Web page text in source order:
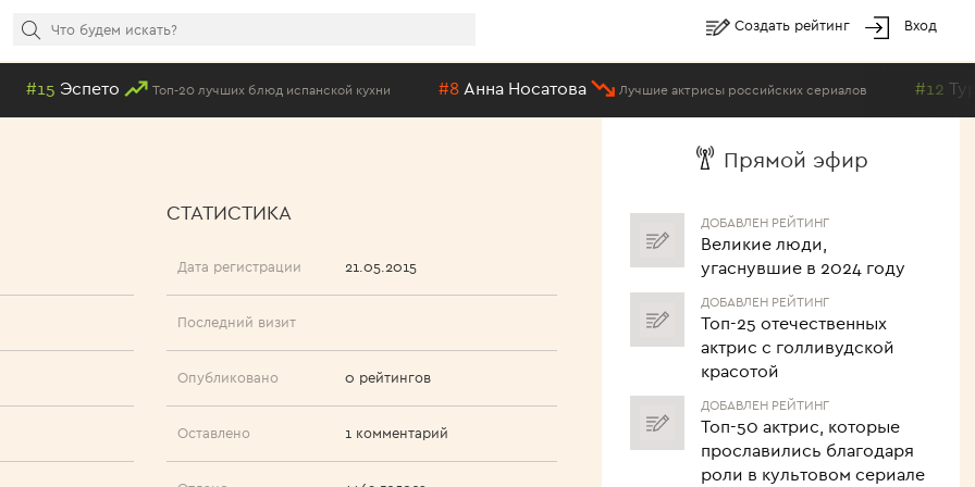
Создать рейтинг Вход
Эспето Топ-20 лучших блюд испанской кухни Анна Носатова Лучшие актрисы российских сериалов Туррон
СТАТИСТИКА
Дата регистрации 21.05.2015
Последний визит
Опубликовано 0 рейтингов
Оставлено 1 комментарий
Прямой эфир
ДОБАВЛЕН РЕЙТИНГ
Великие люди,
угаснувшие в 2024 году
ДОБАВЛЕН РЕЙТИНГ
Топ-25 отечественных
актрис с голливудской
красотой
ДОБАВЛЕН РЕЙТИНГ
Топ-50 актрис, которые
прославились благодаря
роли в культовом сериале